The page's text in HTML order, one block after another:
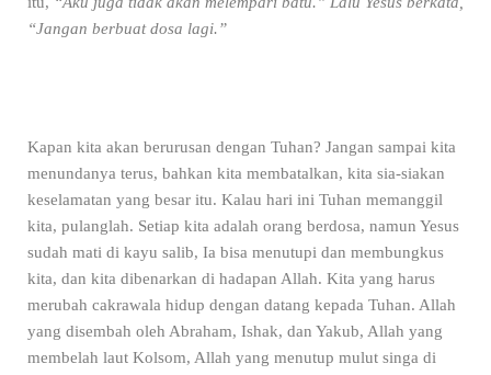
“Jangan berbuat dosa lagi.”
Kapan kita akan berurusan dengan Tuhan? Jangan sampai kita
menundanya terus, bahkan kita membatalkan, kita sia-siakan
keselamatan yang besar itu. Kalau hari ini Tuhan memanggil
kita, pulanglah. Setiap kita adalah orang berdosa, namun Yesus
sudah mati di kayu salib, Ia bisa menutupi dan membungkus
kita, dan kita dibenarkan di hadapan Allah. Kita yang harus
merubah cakrawala hidup dengan datang kepada Tuhan. Allah
yang disembah oleh Abraham, Ishak, dan Yakub, Allah yang
membelah laut Kolsom, Allah yang menutup mulut singa di